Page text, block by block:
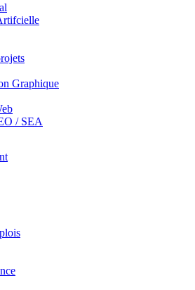
Graphique
/ SEA